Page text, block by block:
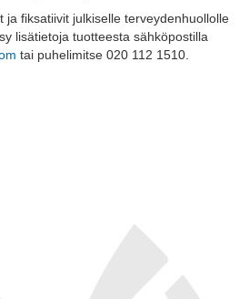
ja fiksatiivit julkiselle terveydenhuollolle
lisätietoja tuotteesta sähköpostilla
tai puhelimitse 020 112 1510.